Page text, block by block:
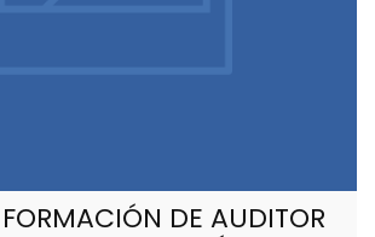
DE AUDITOR